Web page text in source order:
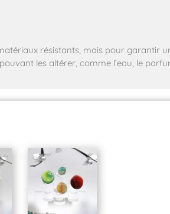
résistants, mais pour garantir
les altérer, comme l’eau, le